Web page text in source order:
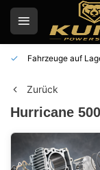
Fahrzeuge auf
Zurück
Hurricane